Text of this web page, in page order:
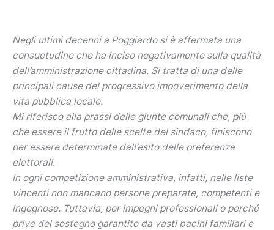
Negli ultimi decenni a Poggiardo si è affermata una
consuetudine che ha inciso negativamente sulla qualità
dell’amministrazione cittadina. Si tratta di una delle
principali cause del progressivo impoverimento della
vita pubblica locale.
Mi riferisco alla prassi delle giunte comunali che, più
che essere il frutto delle scelte del sindaco, finiscono
per essere determinate dall’esito delle preferenze
elettorali.
In ogni competizione amministrativa, infatti, nelle liste
vincenti non mancano persone preparate, competenti e
ingegnose. Tuttavia, per impegni professionali o perché
prive del sostegno garantito da vasti bacini familiari e